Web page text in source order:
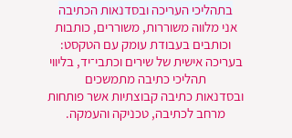
בתהליכי העריכה ובסדנאות הכתיבה
אני מלווה משוררות, משוררים, כותבות
וכותבים בעבודת עומק עם הטקסט:
בעריכה אישית של שירים וכתבי־יד, בליווי
תהליכי כתיבה מתמשכים
ובסדנאות כתיבה קבוצתיות אשר פותחות
מרחב לכתיבה, טכניקה והעמקה.